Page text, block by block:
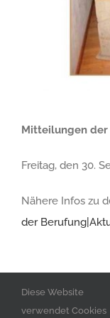
Mitteilungen
Freitag, den 30.
Nähere Infos zu
der
Diese Website
verwendet Cookies